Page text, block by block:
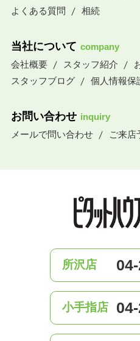
よくある質問
相続
当社について company
会社概要
スタッフ紹介
スタッフブログ
個人情報保
お問い合わせ inquiry
メールで問い合わせ
ご来店
所沢店
小手指店